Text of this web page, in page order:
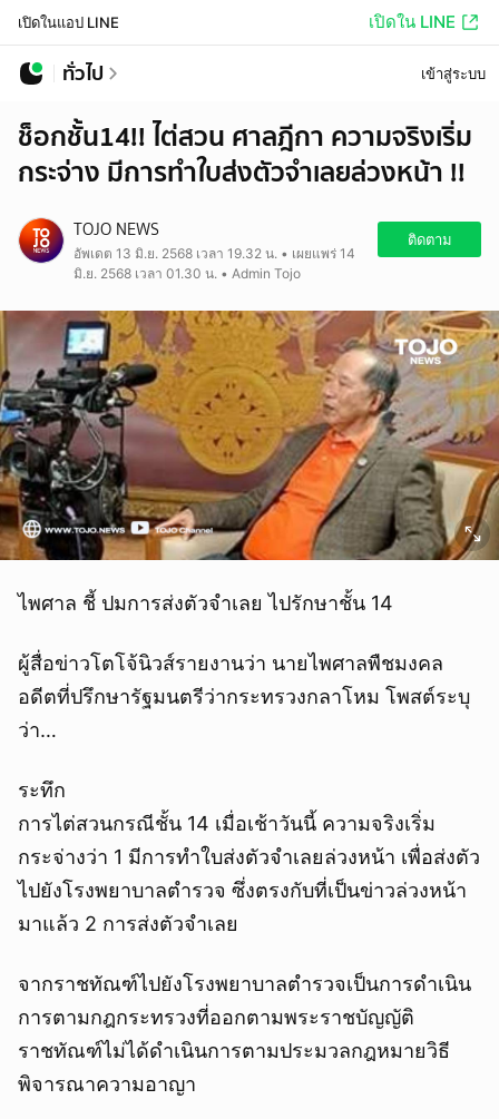
เปิดในแอป LINE เปิดใน LINE
ทั่วไป เข้าสู่ระบบ
ช็อกชั้น14!! ไต่สวน ศาลฎีกา ความจริงเริ่ม
กระจ่าง มีการทำใบส่งตัวจำเลยล่วงหน้า !!
TOJO NEWS
อัพเดต 13 มิ.ย. 2568 เวลา 19.32 น. • เผยแพร่ 14
มิ.ย. 2568 เวลา 01.30 น. • Admin Tojo
ติดตาม
ไพศาล ชี้ ปมการส่งตัวจำเลย ไปรักษาชั้น 14
ผู้สื่อข่าวโตโจ้นิวส์รายงานว่า นายไพศาลพืชมงคล
อดีตที่ปรึกษารัฐมนตรีว่ากระทรวงกลาโหม โพสต์ระบุ
ว่า…
ระทึก
การไต่สวนกรณีชั้น 14 เมื่อเช้าวันนี้ ความจริงเริ่ม
กระจ่างว่า 1 มีการทำใบส่งตัวจำเลยล่วงหน้า เพื่อส่งตัว
ไปยังโรงพยาบาลตำรวจ ซึ่งตรงกับที่เป็นข่าวล่วงหน้า
มาแล้ว 2 การส่งตัวจำเลย
จากราชทัณฑ์ไปยังโรงพยาบาลตำรวจเป็นการดำเนิน
การตามกฎกระทรวงที่ออกตามพระราชบัญญัติ
ราชทัณฑ์ไม่ได้ดำเนินการตามประมวลกฎหมายวิธี
พิจารณาความอาญา